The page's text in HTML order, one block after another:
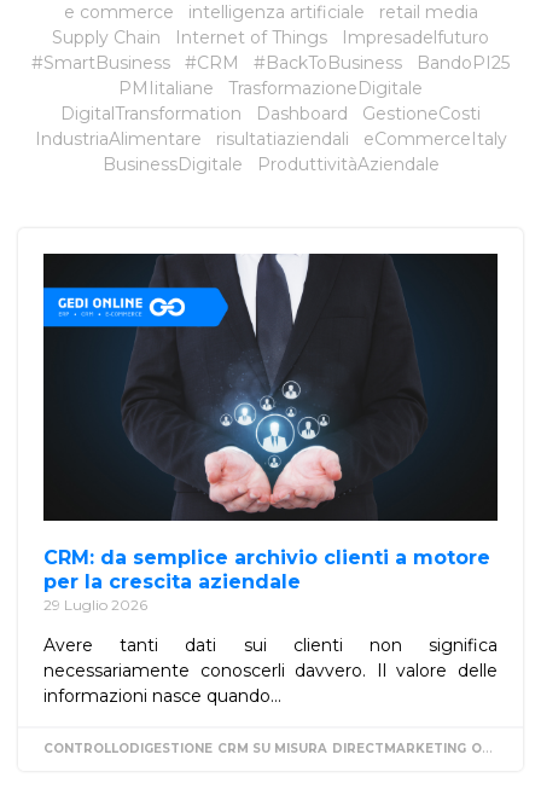
e commerce intelligenza artificiale
retail media
Supply Chain
Internet of Things
Impresadelfuturo
#SmartBusiness
#CRM #BackToBusiness
BandoPI25
PMIitaliane
TrasformazioneDigitale
DigitalTransformation
Dashboard
GestioneCosti
IndustriaAlimentare
risultatiaziendali
eCommerceItaly
BusinessDigitale
ProduttivitàAziendale
CRM: da semplice archivio clienti a motore
per la crescita aziendale
29 Luglio 2026
Avere tanti dati sui clienti non significa
necessariamente conoscerli davvero. Il valore delle
informazioni nasce quando...
CONTROLLODIGESTIONE CRM SU MISURA DIRECTMARKETING ORGANIZZAZIONE